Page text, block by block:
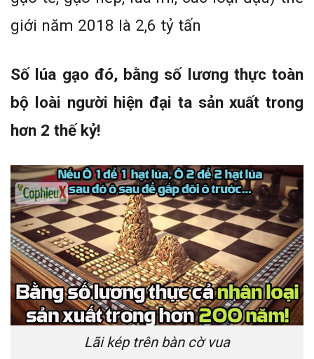
giới năm 2018 là 2,6 tỷ tấn
Số lúa gạo đó, bằng số lương thực toàn
bộ loài người hiện đại ta sản xuất trong
hơn 2 thế kỷ!
Lãi kép trên bàn cờ vua